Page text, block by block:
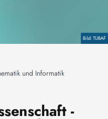
Copyright
TUBAF
und Informatik
-